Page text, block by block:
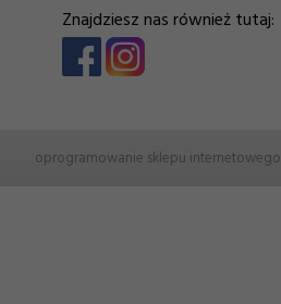
Znajdziesz nas również tutaj:
oprogramowanie sklepu internetowego